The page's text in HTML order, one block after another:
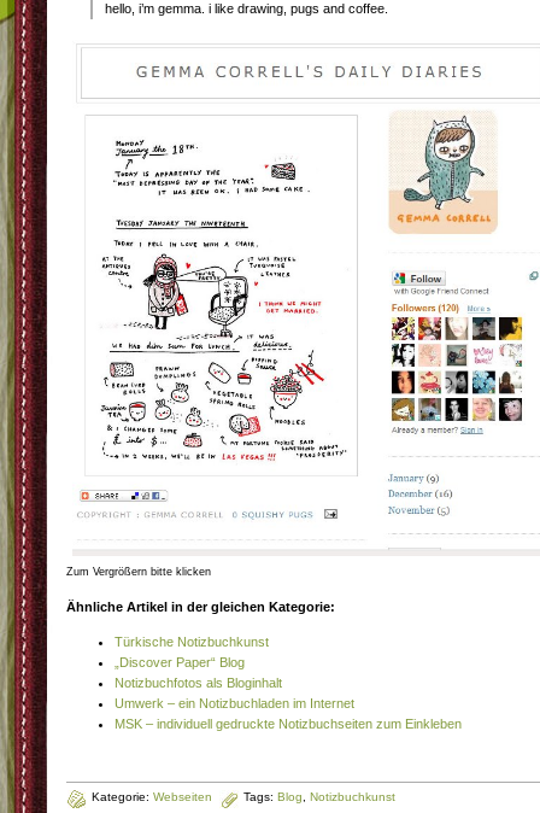
hello, i’m gemma. i like drawing, pugs and coffee.
Zum Vergrößern bitte klicken
Ähnliche Artikel in der gleichen Kategorie:
Türkische Notizbuchkunst
„Discover Paper“ Blog
Notizbuchfotos als Bloginhalt
Umwerk – ein Notizbuchladen im Internet
MSK – individuell gedruckte Notizbuchseiten zum Einkleben
Kategorie: Webseiten Tags: Blog Notizbuchkunst